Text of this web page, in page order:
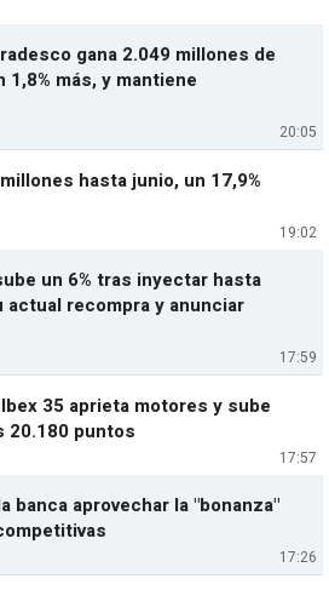
20:05
gana 2.049 millones de
más, y mantiene
19:02
hasta junio, un 17,9%
17:59
un 6% tras inyectar hasta
actual recompra y anunciar
17:57
35 aprieta motores y sube
20.180 puntos
17:26
banca aprovechar la "bonanza"